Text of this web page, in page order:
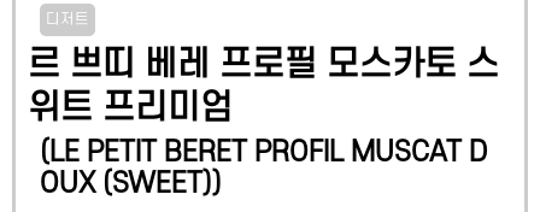
디저트
르 쁘띠 베레 프로필 모스카토 스
위트 프리미엄
(LE PETIT BERET PROFIL MUSCAT D
OUX (SWEET))